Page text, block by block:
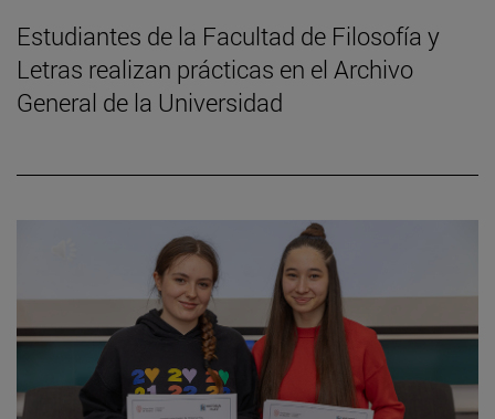
Estudiantes de la Facultad de Filosofía y
Letras realizan prácticas en el Archivo
General de la Universidad